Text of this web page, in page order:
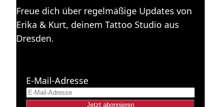
Freue dich über regelmäßige Updates von
Erika & Kurt, deinem Tattoo Studio aus
Dresden.
E-Mail-Adresse